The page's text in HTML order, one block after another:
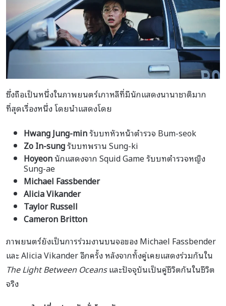
ซึ่งถือเป็นหนึ่งในภาพยนตร์เกาหลีที่มีนักแสดงนานาชาติมาก
ที่สุดเรื่องหนึ่ง โดยนำแสดงโดย
Hwang Jung-minรับบทหัวหน้าตำรวจ Bum-seok
Zo In-sungรับบทพราน Sung-ki
Hoyeonนักแสดงจาก Squid Game รับบทตำรวจหญิง
Sung-ae
Michael Fassbender
Alicia Vikander
Taylor Russell
Cameron Britton
ภาพยนตร์ยังเป็นการร่วมงานบนจอของ Michael Fassbender
และ Alicia Vikander อีกครั้ง หลังจากทั้งคู่เคยแสดงร่วมกันใน
The Light Between Oceansและปัจจุบันเป็นคู่ชีวิตกันในชีวิต
จริง